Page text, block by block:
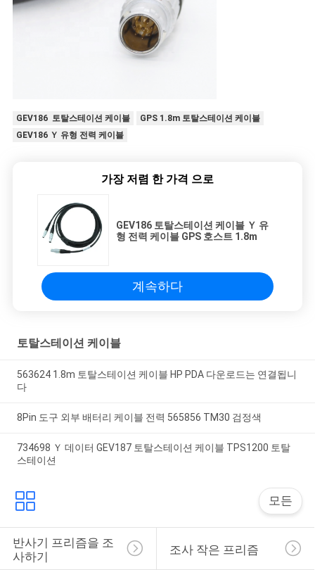
GEV186 토탈스테이션 케이블
GPS 1.8m 토탈스테이션 케이블
GEV186 Ｙ 유형 전력 케이블
가장 저렴 한 가격 으로
GEV186 토탈스테이션 케이블 Ｙ 유
형 전력 케이블 GPS 호스트 1.8m
계속하다
토탈스테이션 케이블
563624 1.8m 토탈스테이션 케이블 HP PDA 다운로드는 연결됩니
다
8Pin 도구 외부 배터리 케이블 전력 565856 TM30 검정색
734698 Ｙ 데이터 GEV187 토탈스테이션 케이블 TPS1200 토탈
스테이션
모든
반사기 프리즘을 조
사하기
조사 작은 프리즘